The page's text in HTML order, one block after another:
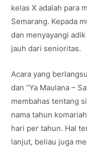
kelas X adalah para
Semarang. Kepada
dan menyayangi
jauh dari senioritas.
Acara yang
dan “Ya Maulana –
membahas tentang
nama tahun
hari per tahun. Hal
lanjut, beliau juga